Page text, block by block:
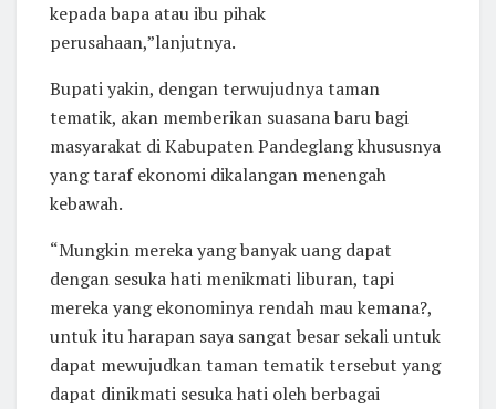
kepada bapa atau ibu pihak
perusahaan,”lanjutnya.
Bupati yakin, dengan terwujudnya taman
tematik, akan memberikan suasana baru bagi
masyarakat di Kabupaten Pandeglang khususnya
yang taraf ekonomi dikalangan menengah
kebawah.
“Mungkin mereka yang banyak uang dapat
dengan sesuka hati menikmati liburan, tapi
mereka yang ekonominya rendah mau kemana?,
untuk itu harapan saya sangat besar sekali untuk
dapat mewujudkan taman tematik tersebut yang
dapat dinikmati sesuka hati oleh berbagai